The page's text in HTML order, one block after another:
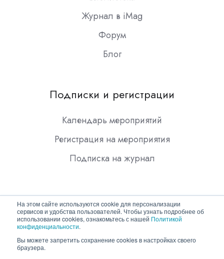
На этом сайте используются cookie для персонализации
сервисов и удобства пользователей. Чтобы узнать подробнее об
использовании cookies, ознакомьтесь с нашей Политикой
конфиденциальности.
Вы можете запретить сохранение cookies в настройках своего
браузера.
Журнал в iMag
Форум
Блог
Подписки и регистрации
Календарь мероприятий
Регистрация на мероприятия
Подписка на журнал
Copyright © 2026 ООО "Гротек"